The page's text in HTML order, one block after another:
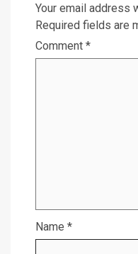
Your email address
Required fields are
Comment *
Name *